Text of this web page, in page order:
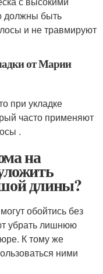
должны быть
и не травмируют
от Марии
при укладке
часто применяют
.
на
длины?
обойтись без
убрать лишнюю
К тому же
ними